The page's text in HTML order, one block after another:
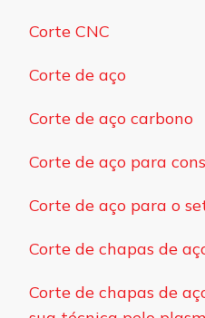
Corte CNC
Corte de aço
Corte de aço carbono
Corte de aço para
Corte de aço para o
Corte de chapas de
Corte de chapas de